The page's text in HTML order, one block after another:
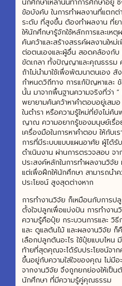
นักศึกษาเหล่านั้นทำการศึกษาอยู่
ข้อบังคับ ในการทำผลงานที่แตกต่
ระดับ ที่สูงขึ้น ต้องทำผลงาน ที่ย
ให้นักศึกษารู้จักใช้หลักการและเห
ค้นคว้าและสร้างสรรค์ผลงานใหม่
ต่อตนเองและผู้อื่น สอดคล้องกับ
ขัดเกลา ทั้งปัญญาและคุณธรรม ค
ถ้าไม่นำมาใช้เพื่อพัฒนาตนเอง สั
กำหนดวิถีทาง การแก้ปัญหาและ
นั้น มาจากพื้นฐานความจริงที่ว่า “
พยายามค้นคว้าหาคำตอบอยู่เสม
ในตำรา หรือความรู้ใหม่ที่ยังไม่ค้
ญาณ ความอยากรู้ของมนุษย์เรื่อ
เครื่องมือในการหาคำตอบ ให้กับเ
การที่มีระบบแบบแผนอาศัย ผู้ได้รั
ดำเนินงาน ผ่านการตรวจสอบ จ
ประสงค์หลักในการทำผลงานวิจั
แต่เพื่อฝึกให้นักศึกษา สามารถนำค
ประโยชน์ สูงสุดต่างหาก
การทำงานวิจัย ก็เหมือนกับการ
ตั้งใจปลูกเพื่อแบ่งปัน การทำงา
ความรู้คือปุ๋ย กระบวนการและ วิ
และ ดูแลต้นไม้ และผลงานวิจัย
เลือกปลูกต้นอะไร ใช้ปุ๋ยแบบไหน
ท้ายที่สุดคุณจะได้รับประโยชน์จา
ขึ้นอยู่กับความใส่ใจของคุณ ไม่มี
จากงานวิจัย จึงถูกยกย่องให้เป็น
นักศึกษา ที่มีความรู้คู่คุณธรรม